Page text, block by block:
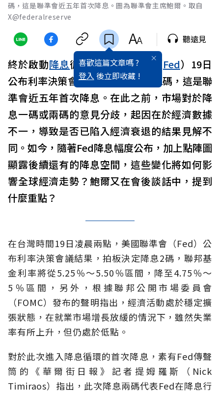
碼，這是聯準會近五年首次降息。圖為聯準會主席鮑爾。取自
X@federalreserve
喜歡這篇文章嗎 ?
登入 後立即收藏 !
聽遠見
終於啟動降息循環！美國聯準會（Fed）19日
公布利率決策會議結果，拍板降息2碼，這是聯
準會近五年首次降息。在此之前，市場對於降
息一碼或兩碼的意見分歧，起因在於經濟數據
不一，導致是否已陷入經濟衰退的結果見解不
同。如今，隨著Fed降息幅度公布，加上點陣圖
顯露後續還有的降息空間，這些變化將如何影
響全球經濟走勢？鮑爾又在會後談話中，提到
什麼重點？
在台灣時間19日凌晨兩點，美國聯準會（Fed）公
布利率決策會議結果，拍板決定降息2碼，聯邦基
金利率將從5.25％～5.50％區間，降至4.75％～
5％區間，另外，根據聯邦公開市場委員會
（FOMC）發布的聲明指出，經濟活動處於穩定擴
張狀態，在就業市場增長放緩的情況下，雖然失業
率有所上升，但仍處於低點。
對於此次進入降息循環的首次降息，素有Fed傳聲
筒的《華爾街日報》記者提姆羅斯（Nick
Timiraos）指出，此次降息兩碼代表Fed在降息行